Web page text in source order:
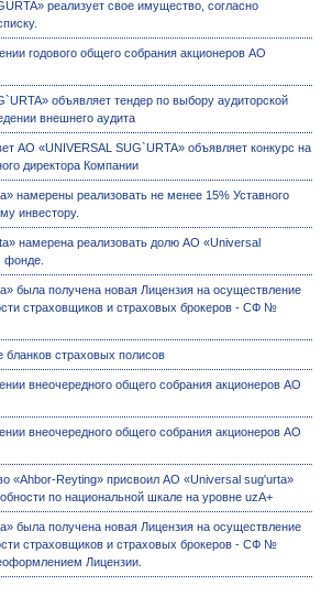
реализует свое имущество, согласно
годового общего собрания акционеров АО
объявляет тендер по выбору аудиторской
внешнего аудита
АО «UNIVERSAL SUG`URTA» объявляет конкурс на
директора Компании
намерены реализовать не менее 15% Уставного
инвестору.
намерена реализовать долю АО «Universal
фонде.
была получена новая Лицензия на осуществление
страховщиков и страховых брокеров - СФ №
страховых полисов
внеочередного общего собрания акционеров АО
внеочередного общего собрания акционеров АО
«Ahbor-Reyting» присвоил АО «Universal sug'urta»
по национальной шкале на уровне uzA+
была получена новая Лицензия на осуществление
страховщиков и страховых брокеров - СФ №
Лицензии.